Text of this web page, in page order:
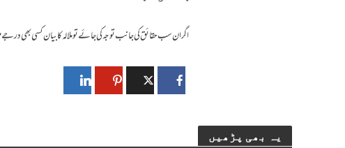
اگر ان سب حقائق کی جانب توجہ کی جائے تو ملالہ کا بیان کسی بھی
یہ بھی پڑھیں